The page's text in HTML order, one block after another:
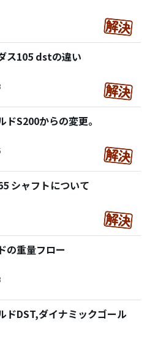
ス105 dstの違い
S200からの変更。
シャフトについて
の重量フロー
ドDST,ダイナミックゴール